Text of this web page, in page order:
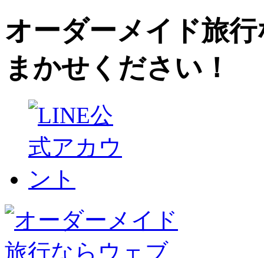
オーダーメイド旅
まかせください！